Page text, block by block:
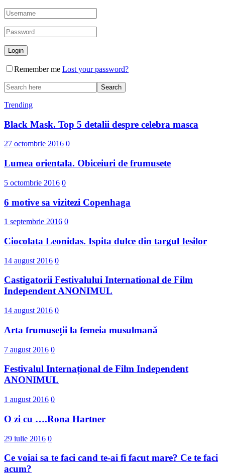
Remember me Lost your password?
Trending
Black Mask. Top 5 detalii despre celebra masca
27 octombrie 2016 0
Lumea orientala. Obiceiuri de frumusete
5 octombrie 2016 0
6 motive sa vizitezi Copenhaga
1 septembrie 2016 0
Ciocolata Leonidas. Ispita dulce din targul Iesilor
14 august 2016 0
Castigatorii Festivalului International d​e Film
Independent ANONIMUL
14 august 2016 0
Arta frumuseții la femeia musulmană
7 august 2016 0
Festivalul Internațional de Film Independent
ANONIMUL
1 august 2016 0
O zi cu ….Rona Hartner
29 iulie 2016 0
Ce voiai sa te faci cand te-ai fi facut mare? Ce te faci
acum?